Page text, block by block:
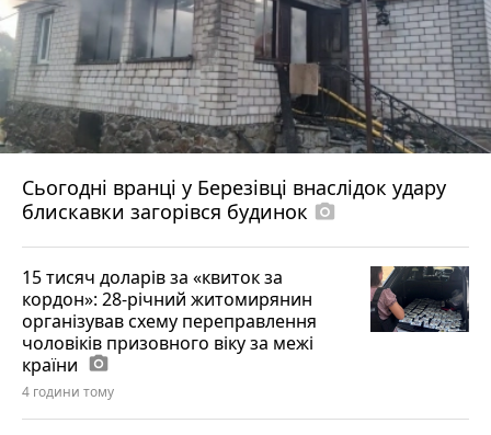
Сьогодні вранці у Березівці внаслідок удару
блискавки загорівся будинок photo_camera
15 тисяч доларів за «квиток за
кордон»: 28-річний житомирянин
організував схему переправлення
чоловіків призовного віку за межі
країни photo_camera
4 години тому